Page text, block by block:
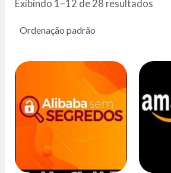
Exibindo 1–12 de 28 resultados